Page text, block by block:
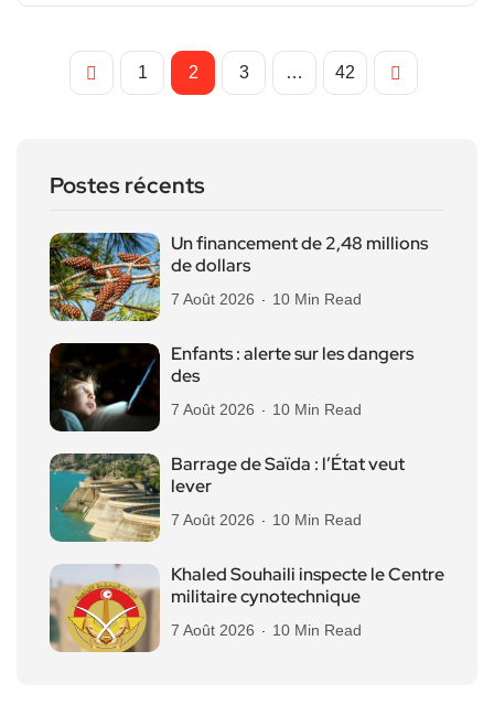
1 2 3 … 42
Postes récents
Un financement de 2,48 millions
de dollars
7 Août 2026 10 Min Read
Enfants : alerte sur les dangers
des
7 Août 2026 10 Min Read
Barrage de Saïda : l’État veut
lever
7 Août 2026 10 Min Read
Khaled Souhaili inspecte le Centre
militaire cynotechnique
7 Août 2026 10 Min Read